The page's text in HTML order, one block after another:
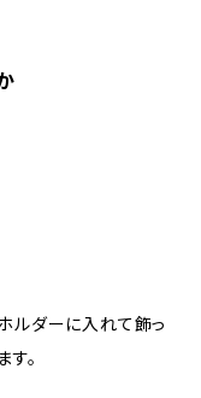
ルダーに入れて飾っ
。